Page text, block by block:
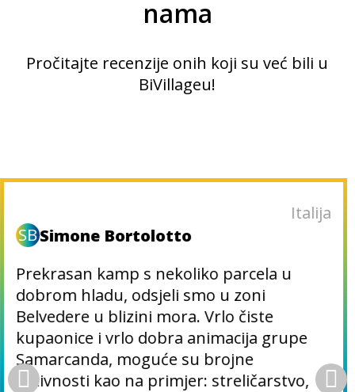
nama
Pročitajte recenzije onih koji su već bili u
BiVillageu!
Italija
SBSimone Bortolotto
Prekrasan kamp s nekoliko parcela u
dobrom hladu, odsjeli smo u zoni
Belvedere u blizini mora. Vrlo čiste
kupaonice i vrlo dobra animacija grupe
Samarcanda, moguće su brojne
aktivnosti kao na primjer: streličarstvo,